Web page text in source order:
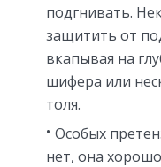
подгнивать.
защитить от
вкапывая на
шифера или
толя.
Особых
нет, она